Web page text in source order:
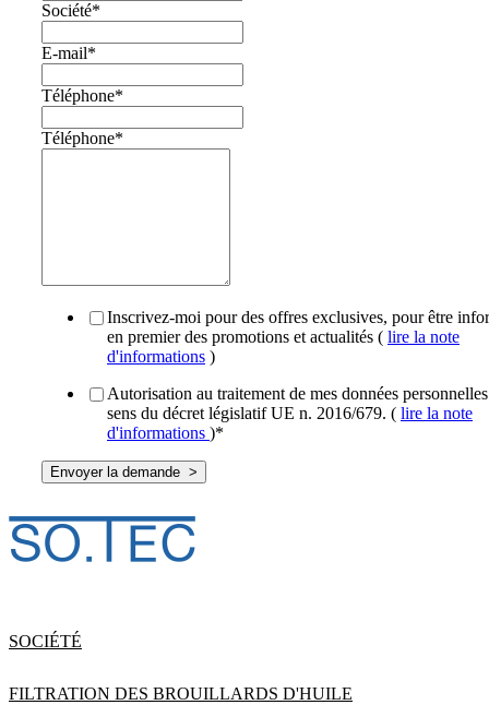
Société*
E-mail*
Téléphone*
Téléphone*
Inscrivez-moi pour des offres exclusives, pour être
en premier des promotions et actualités ( lire la note
d'informations )
Autorisation au traitement de mes données
sens du décret législatif UE n. 2016/679. ( lire la note
d'informations )*
SOCIÉTÉ
FILTRATION DES BROUILLARDS D'HUILE